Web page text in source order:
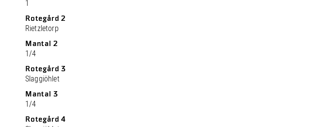
1
Rotegård 2
Rietzletorp
Mantal 2
1/4
Rotegård 3
Slaggiöhlet
Mantal 3
1/4
Rotegård 4